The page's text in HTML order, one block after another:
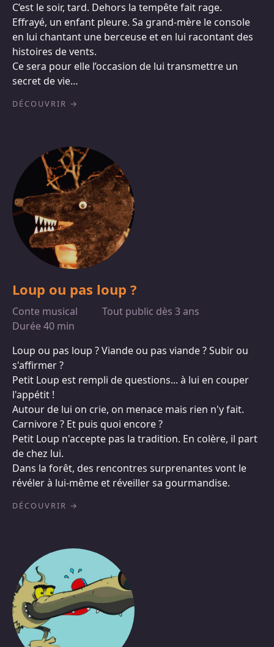
C’est le soir, tard. Dehors la tempête fait rage.
Effrayé, un enfant pleure. Sa grand-mère le console
en lui chantant une berceuse et en lui racontant des
histoires de vents.
Ce sera pour elle l’occasion de lui transmettre un
secret de vie…
DÉCOUVRIR
Loup ou pas loup ?
Conte musical
Tout public dès 3 ans
Durée 40 min
Loup ou pas loup ? Viande ou pas viande ? Subir ou
s'affirmer ?
Petit Loup est rempli de questions... à lui en couper
l'appétit !
Autour de lui on crie, on menace mais rien n'y fait.
Carnivore ? Et puis quoi encore ?
Petit Loup n'accepte pas la tradition. En colère, il part
de chez lui.
Dans la forêt, des rencontres surprenantes vont le
révéler à lui-même et réveiller sa gourmandise.
DÉCOUVRIR